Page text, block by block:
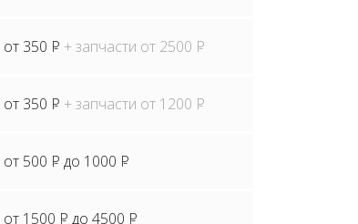
от 350 P + запчасти от 2500 P
от 350 P + запчасти от 1200 P
от 500 P до 1000 P
от 1500 P до 4500 P